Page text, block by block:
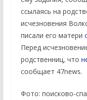
ссылаясь на
исчезновения
писали его матери
Перед
родственниц, что
сообщает 47news.
Фото: поисково-